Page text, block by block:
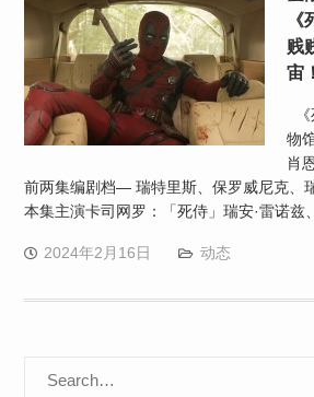
贱
宙！
《
物
肖
前两集编剧档— 瑞特里斯、保罗威尼克、
本集主演卡司网罗：「死侍」瑞安·雷诺兹
2024年2月16日 动态